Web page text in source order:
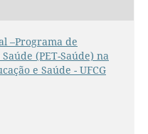
–Programa de
(PET-Saúde) na
e Saúde - UFCG